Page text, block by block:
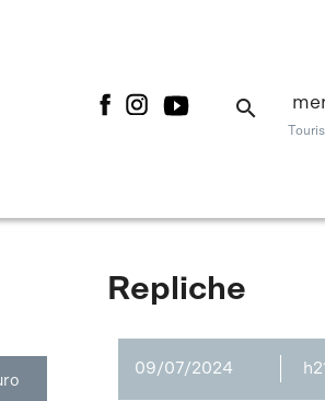
search
Repliche
09/07/2024